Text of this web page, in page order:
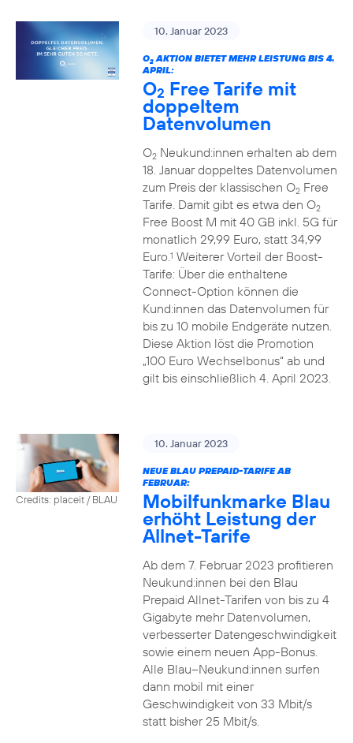
10. Januar 2023
O2AKTION BIETET MEHR LEISTUNG BIS 4.
APRIL:
O2 Free Tarife mit
doppeltem
Datenvolumen
O2Neukund:innen erhalten ab dem
18. Januar doppeltes Datenvolumen
zum Preis der klassischen O2Free
Tarife. Damit gibt es etwa den O2
Free Boost M mit 40 GB inkl. 5G für
monatlich 29,99 Euro, statt 34,99
Euro.1 Weiterer Vorteil der Boost-
Tarife: Über die enthaltene
Connect-Option können die
Kund:innen das Datenvolumen für
bis zu 10 mobile Endgeräte nutzen.
Diese Aktion löst die Promotion
„100 Euro Wechselbonus“ ab und
gilt bis einschließlich 4. April 2023.
Credits: placeit / BLAU
10. Januar 2023
NEUE BLAU PREPAID-TARIFE AB
FEBRUAR:
Mobilfunkmarke Blau
erhöht Leistung der
Allnet-Tarife
Ab dem 7. Februar 2023 profitieren
Neukund:innen bei den Blau
Prepaid Allnet-Tarifen von bis zu 4
Gigabyte mehr Datenvolumen,
verbesserter Datengeschwindigkeit
sowie einem neuen App-Bonus.
Alle Blau–Neukund:innen surfen
dann mobil mit einer
Geschwindigkeit von 33 Mbit/s
statt bisher 25 Mbit/s.